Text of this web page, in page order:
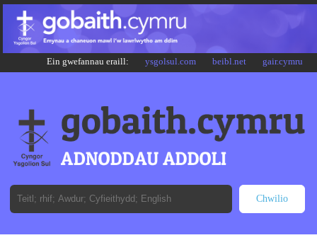
Ein gwefannau eraill: ysgolsul.com beibl.net gair.cymru